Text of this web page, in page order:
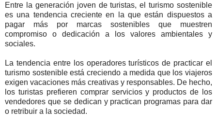
Entre la generación joven de turistas, el turismo sostenible
es una tendencia creciente en la que están dispuestos a
pagar más por marcas sostenibles que muestren
compromiso o dedicación a los valores ambientales y
sociales.
La tendencia entre los operadores turísticos de practicar el
turismo sostenible está creciendo a medida que los viajeros
exigen vacaciones más creativas y responsables. De hecho,
los turistas prefieren comprar servicios y productos de los
vendedores que se dedican y practican programas para dar
o retribuir a la sociedad.